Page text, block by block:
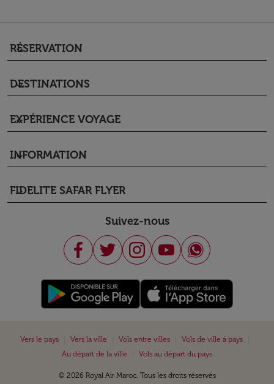
RÉSERVATION
keyboard_arrow_down
DESTINATIONS
keyboard_arrow_down
EXPÉRIENCE VOYAGE
keyboard_arrow_down
INFORMATION
keyboard_arrow_down
FIDELITE SAFAR FLYER
keyboard_arrow_down
Suivez-nous
Vers le pays Vers la ville Vols entre villes Vols de ville à pays
Au départ de la ville
Vols au départ du pays
© 2026 Royal Air Maroc. Tous les droits réservés